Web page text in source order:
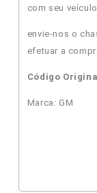
com seu veículo,
envie-nos o
efetuar a
Código
Marca: GM